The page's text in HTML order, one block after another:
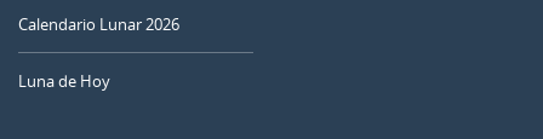
Calendario Lunar 2026
Luna de Hoy